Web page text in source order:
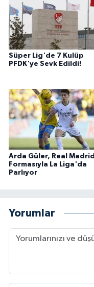
Süper Lig'de 7 Kulüp
PFDK'ye Sevk Edildi!
Arda Güler, Real Madrid
Formasıyla La Liga'da
Parlıyor
Yorumlar